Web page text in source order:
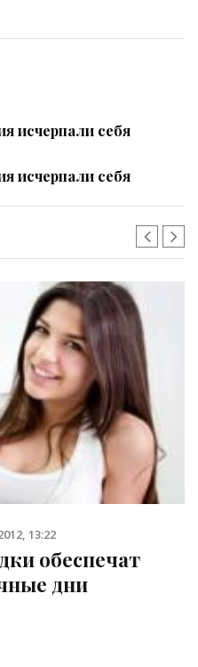
исчерпали себя
исчерпали себя
12:36
избавиться от
кило